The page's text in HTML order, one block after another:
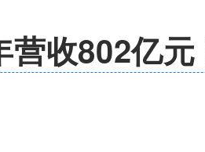
营收802亿